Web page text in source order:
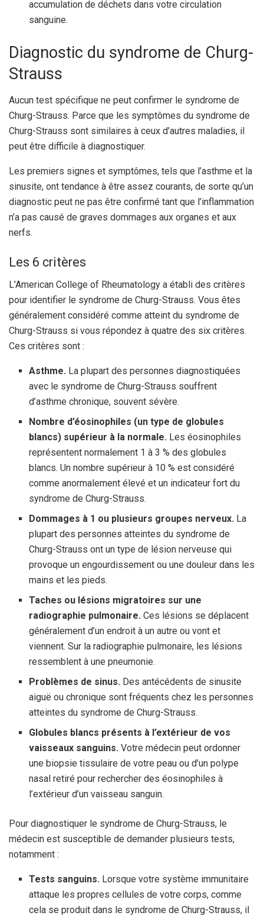
accumulation de déchets dans votre circulation
sanguine.
Diagnostic du syndrome de Churg-
Strauss
Aucun test spécifique ne peut confirmer le syndrome de
Churg-Strauss. Parce que les symptômes du syndrome de
Churg-Strauss sont similaires à ceux d’autres maladies, il
peut être difficile à diagnostiquer.
Les premiers signes et symptômes, tels que l’asthme et la
sinusite, ont tendance à être assez courants, de sorte qu’un
diagnostic peut ne pas être confirmé tant que l’inflammation
n’a pas causé de graves dommages aux organes et aux
nerfs.
Les 6 critères
L’American College of Rheumatology a établi des critères
pour identifier le syndrome de Churg-Strauss. Vous êtes
généralement considéré comme atteint du syndrome de
Churg-Strauss si vous répondez à quatre des six critères.
Ces critères sont :
Asthme. La plupart des personnes diagnostiquées
avec le syndrome de Churg-Strauss souffrent
d’asthme chronique, souvent sévère.
Nombre d’éosinophiles (un type de globules
blancs) supérieur à la normale. Les éosinophiles
représentent normalement 1 à 3 % des globules
blancs. Un nombre supérieur à 10 % est considéré
comme anormalement élevé et un indicateur fort du
syndrome de Churg-Strauss.
Dommages à 1 ou plusieurs groupes nerveux. La
plupart des personnes atteintes du syndrome de
Churg-Strauss ont un type de lésion nerveuse qui
provoque un engourdissement ou une douleur dans les
mains et les pieds.
Taches ou lésions migratoires sur une
radiographie pulmonaire. Ces lésions se déplacent
généralement d’un endroit à un autre ou vont et
viennent. Sur la radiographie pulmonaire, les lésions
ressemblent à une pneumonie.
Problèmes de sinus. Des antécédents de sinusite
aiguë ou chronique sont fréquents chez les personnes
atteintes du syndrome de Churg-Strauss.
Globules blancs présents à l’extérieur de vos
vaisseaux sanguins. Votre médecin peut ordonner
une biopsie tissulaire de votre peau ou d’un polype
nasal retiré pour rechercher des éosinophiles à
l’extérieur d’un vaisseau sanguin.
Pour diagnostiquer le syndrome de Churg-Strauss, le
médecin est susceptible de demander plusieurs tests,
notamment :
Tests sanguins. Lorsque votre système immunitaire
attaque les propres cellules de votre corps, comme
cela se produit dans le syndrome de Churg-Strauss, il